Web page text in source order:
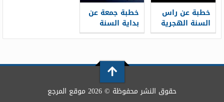
خطبة عن راس
السنة الهجرية
الجديدة 1448
خطبة جمعة عن
بداية السنة
الهجرية 1448
حقوق النشر محفوظة © 2026 موقع المرجع